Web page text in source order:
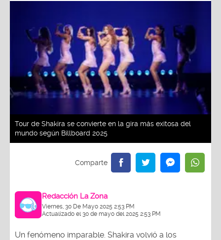
Tour de Shakira se convierte en la gira más exitosa del
mundo según Billboard 2025
Redacción La Zona
Viernes, 30 De Mayo 2025 2:53 PM
Actualizado el 30 de mayo del 2025 2:53 PM
Un fenómeno imparable. Shakira volvió a los